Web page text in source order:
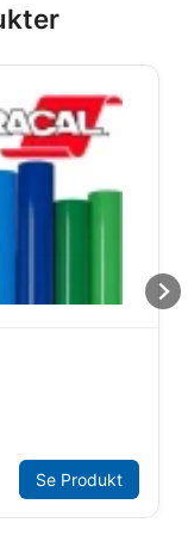
Se Produkt